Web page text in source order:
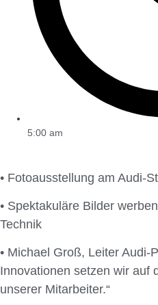
5:00 am
• Fotoausstellung am Audi-
• Spektakuläre Bilder
Technik
• Michael Groß, Leiter Audi-
Innovationen setzen wir auf
unserer Mitarbeiter.“